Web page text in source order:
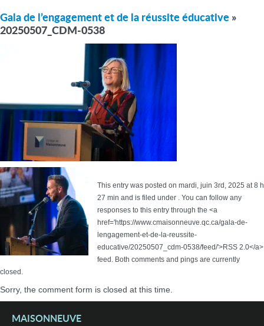
Gala de l’engagement et de la réussite éducative »
20250507_CDM-0538
This entry was posted on mardi, juin 3rd, 2025 at 8 h
27 min and is filed under . You can follow any
responses to this entry through the <a
href='https://www.cmaisonneuve.qc.ca/gala-de-
lengagement-et-de-la-reussite-
educative/20250507_cdm-0538/feed/'>RSS 2.0</a>
feed. Both comments and pings are currently
closed.
Sorry, the comment form is closed at this time.
MAISONNEUVE